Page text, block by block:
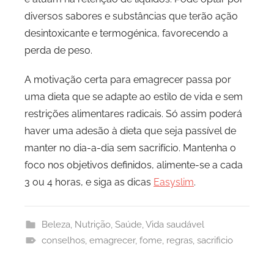
diversos sabores e substâncias que terão ação
desintoxicante e termogénica, favorecendo a
perda de peso.
A motivação certa para emagrecer passa por
uma dieta que se adapte ao estilo de vida e sem
restrições alimentares radicais. Só assim poderá
haver uma adesão à dieta que seja passível de
manter no dia-a-dia sem sacrifício. Mantenha o
foco nos objetivos definidos, alimente-se a cada
3 ou 4 horas, e siga as dicas Easyslim.
Beleza Nutrição, Saúde, Vida saudável
conselhos, emagrecer, fome, regras, sacrificio